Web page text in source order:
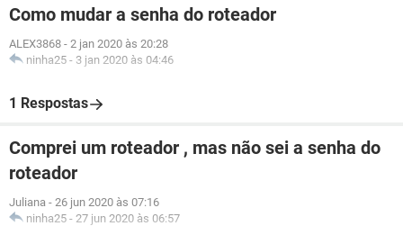
Como mudar a senha do roteador
ALEX3868 - 2 jan 2020 às 20:28
ninha25 - 3 jan 2020 às 04:46
1 Respostas
Comprei um roteador , mas não sei a senha do
roteador
Juliana - 26 jun 2020 às 07:16
ninha25 - 27 jun 2020 às 06:57